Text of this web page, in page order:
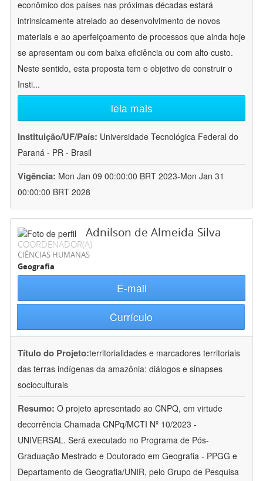
econômico dos países nas próximas décadas estará
intrinsicamente atrelado ao desenvolvimento de novos
materiais e ao aperfeiçoamento de processos que ainda hoje
se apresentam ou com baixa eficiência ou com alto custo.
Neste sentido, esta proposta tem o objetivo de construir o
Insti...
leia mais
Instituição/UF/País: Universidade Tecnológica Federal do
Paraná - PR - Brasil
Vigência: Mon Jan 09 00:00:00 BRT 2023-Mon Jan 31
00:00:00 BRT 2028
Adnilson de Almeida Silva
COORDENADOR(A)
CIÊNCIAS HUMANAS
Geografia
E-mail
Currículo
Título do Projeto:territorialidades e marcadores territoriais
das terras indígenas da amazônia: diálogos e sinapses
socioculturais
Resumo: O projeto apresentado ao CNPQ, em virtude
decorrência Chamada CNPq/MCTI Nº 10/2023 -
UNIVERSAL. Será executado no Programa de Pós-
Graduação Mestrado e Doutorado em Geografia - PPGG e
Departamento de Geografia/UNIR, pelo Grupo de Pesquisa